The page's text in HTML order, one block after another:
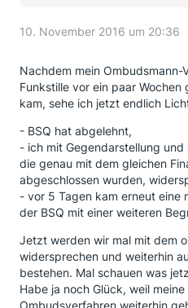
10. November 2016 um 20:36
Nachdem mein Ombudsmann-
Funkstille vor ein paar
kam, sehe ich jetzt endlich
- BSQ hat abgelehnt,
- ich mit Gegendarstellung
die genau mit dem gleichen
abgeschlossen wurden,
- vor 5 Tagen kam erneut eine
der BSQ mit einer weiteren
Jetzt werden wir mal mit dem
widersprechen und weiterhin
bestehen. Mal schauen was
Habe ja noch Glück, weil
Ombudsverfahren weiterhin